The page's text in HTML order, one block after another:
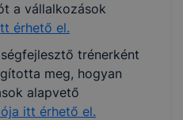
a vállalkozások
érhető el.
trénerként
meg, hogyan
alapvető
itt érhető el.